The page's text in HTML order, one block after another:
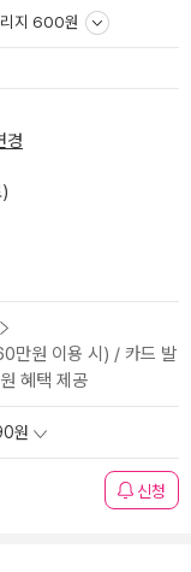
지 600원
경
만원 이용 시) / 카드 발
혜택 제공
원
신청